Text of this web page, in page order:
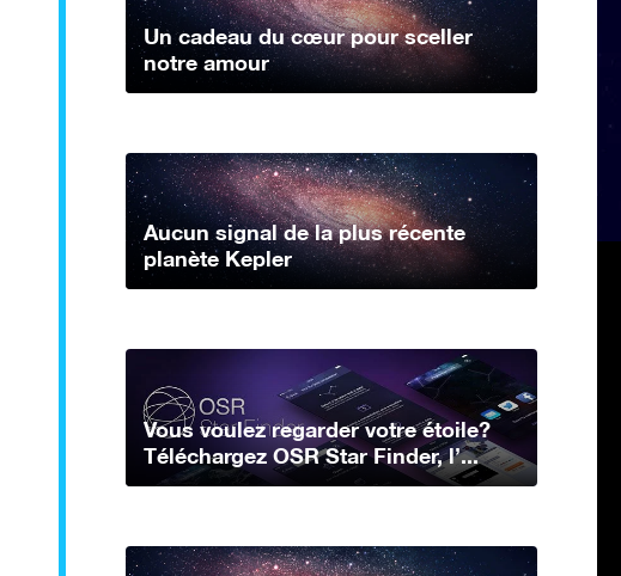
Un cadeau du cœur pour sceller
notre amour
Aucun signal de la plus récente
planète Kepler
Vous voulez regarder votre étoile?
Téléchargez OSR Star Finder, l’...